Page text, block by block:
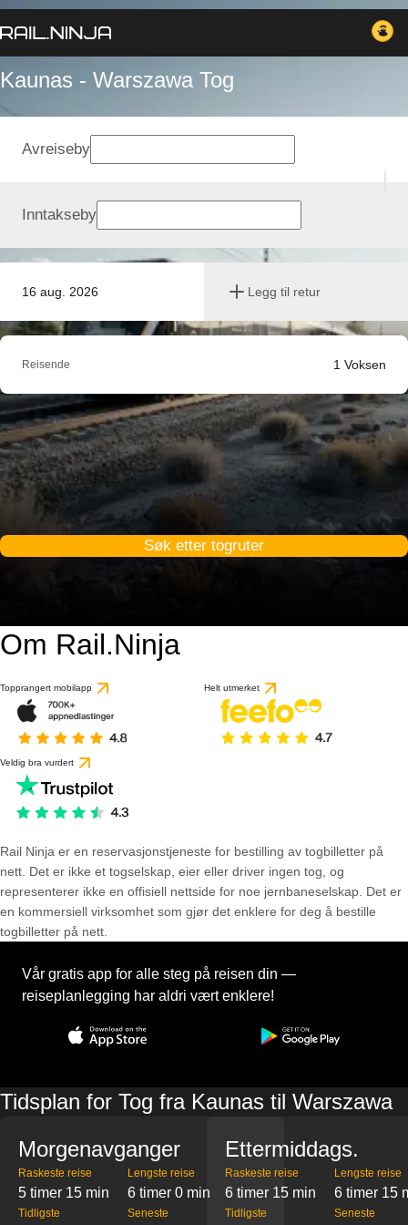
Kaunas - Warszawa Tog
16 aug. 2026 Legg til retur
Avreiseby
Inntakseby
Reisende 1 Voksen
Søk etter togruter
Om Rail.Ninja
Topprangert mobilapp Helt utmerket
Veldig bra vurdert
Rail Ninja er en reservasjons­tjeneste for bestilling av togbilletter på
nett. Det er ikke et togselskap, eier eller driver ingen tog, og
representerer ikke en offisiell nettside for noe jernbaneselskap. Det er
en kommersiell virksomhet som gjør det enklere for deg å bestille
togbilletter på nett.
Vår gratis app for alle steg på reisen din —
reiseplanlegging har aldri vært enklere!
Tidsplan for Tog fra Kaunas til Warszawa
Morgenavganger
Raskeste reise
5 timer 15 min
Lengste reise
6 timer 0 min
Tidligste Seneste
Ettermiddags.
Raskeste reise
6 timer 15 min
Lengste reise
6 timer 15
Tidligste Seneste